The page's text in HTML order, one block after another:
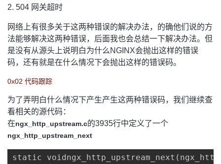
动
关
注
证
实
验
的
收
藏
持
建
议
2. 504 网关超时
网络上有很多关于这两种错误的解决办法，的确他们说的方
法能够解决这两种错误，后面我也会总结一下解决办法。但
是没有从源头上说明白为什么NGINX会抛出这样的错误
码，还有就是在什么情况下会抛出这样的错误码。
0x02 代码跟踪
为了弄明白什么情况下产生产生这两种错误码，我们继续查
看相关的源代码：
在ngx_http_upstream.c的3935行中定义了一个
ngx_http_upstream_next
static